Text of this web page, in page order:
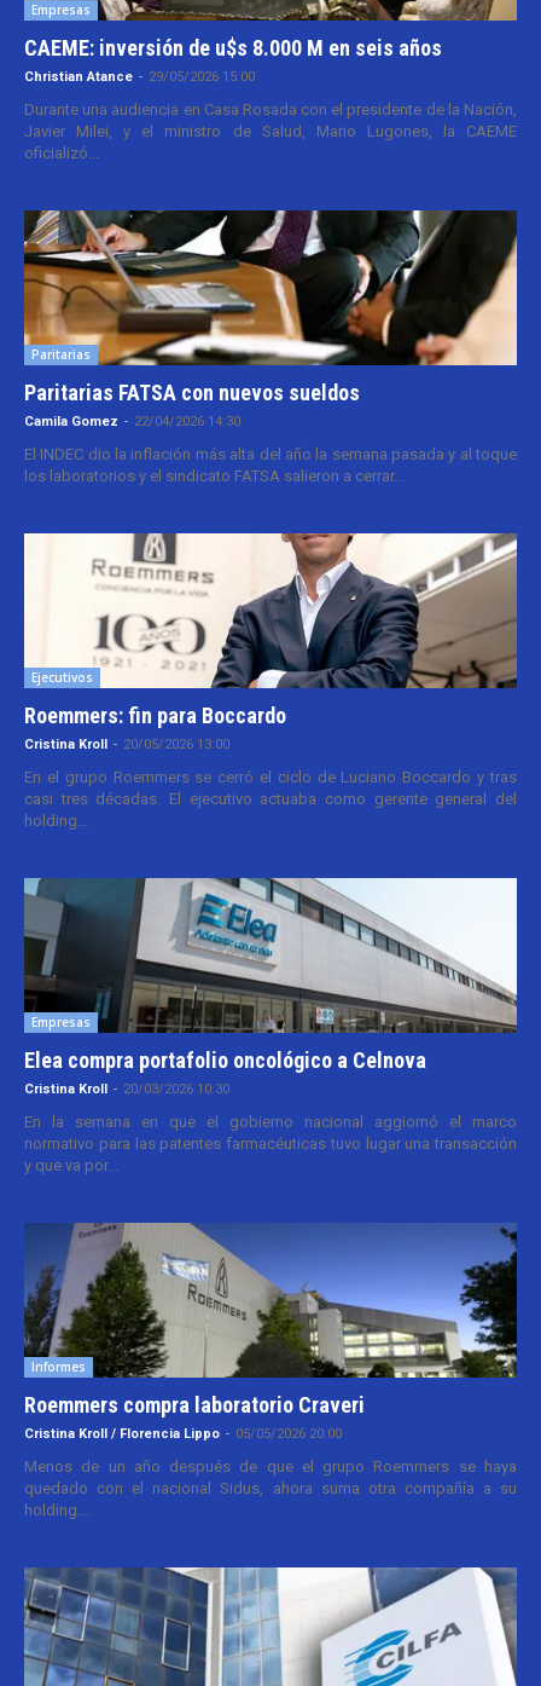
Empresas
CAEME: inversión de u$s 8.000 M en seis años
Christian Atance - 29/05/2026 15:00
Durante una audiencia en Casa Rosada con el presidente de la Nación,
Javier Milei, y el ministro de Salud, Mario Lugones, la CAEME
oficializó...
Paritarias
Paritarias FATSA con nuevos sueldos
Camila Gomez - 22/04/2026 14:30
El INDEC dio la inflación más alta del año la semana pasada y al toque
los laboratorios y el sindicato FATSA salieron a cerrar...
Ejecutivos
Roemmers: fin para Boccardo
Cristina Kroll - 20/05/2026 13:00
En el grupo Roemmers se cerró el ciclo de Luciano Boccardo y tras
casi tres décadas. El ejecutivo actuaba como gerente general del
holding...
Empresas
Elea compra portafolio oncológico a Celnova
Cristina Kroll - 20/03/2026 10:30
En la semana en que el gobierno nacional aggiornó el marco
normativo para las patentes farmacéuticas tuvo lugar una transacción
y que va por...
Informes
Roemmers compra laboratorio Craveri
Cristina Kroll / Florencia Lippo - 05/05/2026 20:00
Menos de un año después de que el grupo Roemmers se haya
quedado con el nacional Sidus, ahora suma otra compañía a su
holding....